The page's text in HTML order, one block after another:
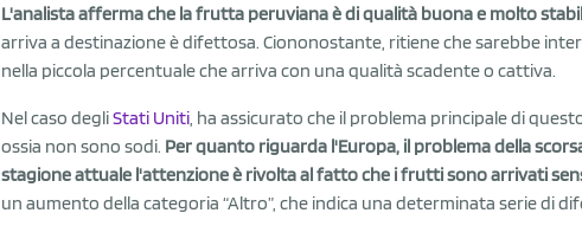
L'analista afferma che la frutta peruviana è di qualità buona e molto
arriva a destinazione è difettosa. Ciononostante, ritiene che sarebbe
nella piccola percentuale che arriva con una qualità scadente o cattiva.
Nel caso degliStati Uniti, ha assicurato che il problema principale di
ossia non sono sodi. Per quanto riguarda l'Europa, il problema della
stagione attuale l'attenzione è rivolta al fatto che i frutti sono arrivati
un aumento della categoria “Altro”, che indica una determinata serie di